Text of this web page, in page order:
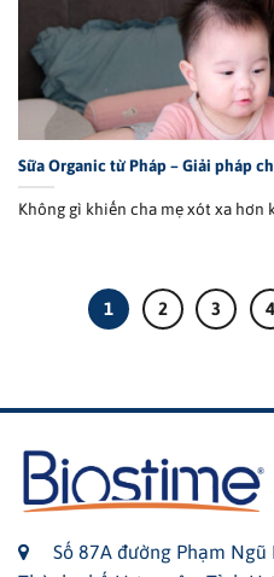
Sữa Organic từ Pháp – Giải pháp
Không gì khiến cha mẹ xót xa hơn
1 2 3 4
Số 87A đường Phạm Ngũ